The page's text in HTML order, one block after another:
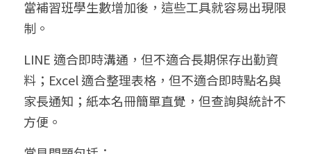
當補習班學生數增加後，這些工具就容易出現限
制。
LINE 適合即時溝通，但不適合長期保存出勤資
料；Excel 適合整理表格，但不適合即時點名與
家長通知；紙本名冊簡單直覺，但查詢與統計不
方便。